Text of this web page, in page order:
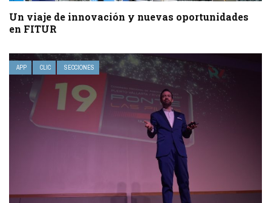
Un viaje de innovación y nuevas oportunidades
en FITUR
APP CLIC SECCIONES